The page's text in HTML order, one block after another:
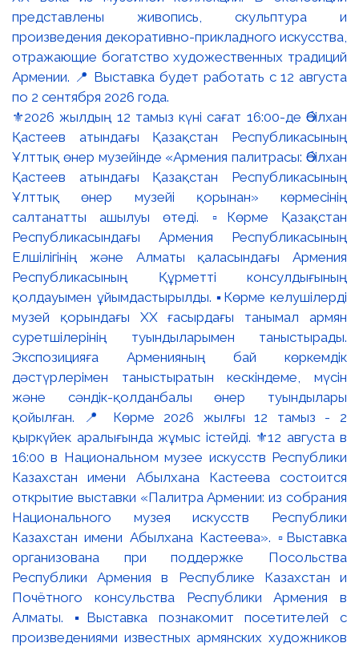
⚜️2026 жылдың 12 тамыз күні сағат 16:00-де Әбілхан
Қастеев атындағы Қазақстан Республикасының
Ұлттық өнер музейінде «Армения палитрасы: Әбілхан
Қастеев атындағы Қазақстан Республикасының
Ұлттық өнер музейі қорынан» көрмесінің
салтанатты ашылуы өтеді. ▫️Көрме Қазақстан
Республикасындағы Армения Республикасының
Елшілігінің және Алматы қаласындағы Армения
Республикасының Құрметті консулдығының
қолдауымен ұйымдастырылды. ▪️Көрме келушілерді
музей қорындағы ХХ ғасырдағы танымал армян
суретшілерінің туындыларымен таныстырады.
Экспозицияға Арменияның бай көркемдік
дәстүрлерімен таныстыратын кескіндеме, мүсін
және сәндік-қолданбалы өнер туындылары
қойылған. 📍 Көрме 2026 жылғы 12 тамыз - 2
қыркүйек аралығында жұмыс істейді. ⚜️12 августа в
16:00 в Национальном музее искусств Республики
Казахстан имени Абылхана Кастеева состоится
открытие выставки «Палитра Армении: из собрания
Национального музея искусств Республики
Казахстан имени Абылхана Кастеева». ▫️Выставка
организована при поддержке Посольства
Республики Армения в Республике Казахстан и
Почётного консульства Республики Армения в
Алматы. ▪️Выставка познакомит посетителей с
произведениями известных армянских художников